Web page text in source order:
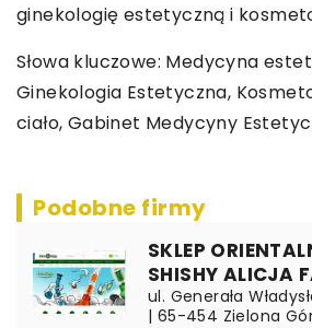
ginekologię estetyczną i
Słowa kluczowe: Medycyna
Ginekologia Estetyczna,
ciało, Gabinet Medycyny
Podobne firmy
SKLEP
SHISHY ALICJA
ul. Generała
| 65-454 Zielona